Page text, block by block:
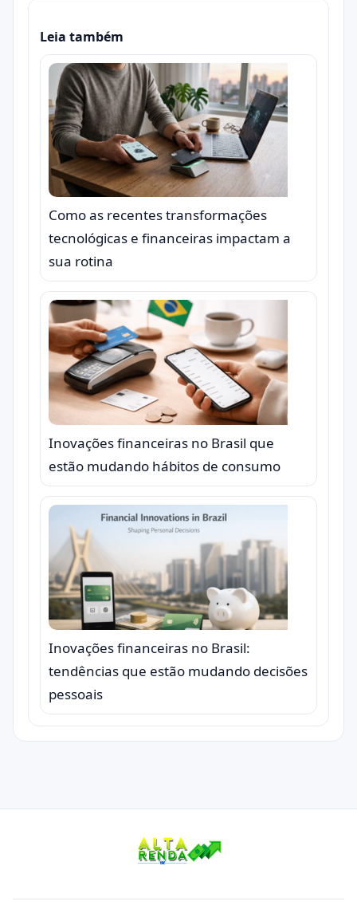
Leia também
Como as recentes transformações
tecnológicas e financeiras impactam a
sua rotina
Inovações financeiras no Brasil que
estão mudando hábitos de consumo
Inovações financeiras no Brasil:
tendências que estão mudando decisões
pessoais